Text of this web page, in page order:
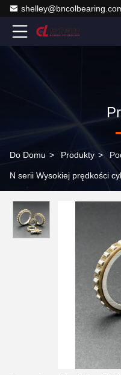
Do Domu > Produkty >
N serii Wysokiej prędkości